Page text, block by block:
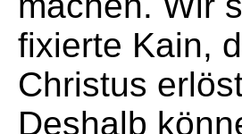
fixierte Kain,
Christus
Deshalb